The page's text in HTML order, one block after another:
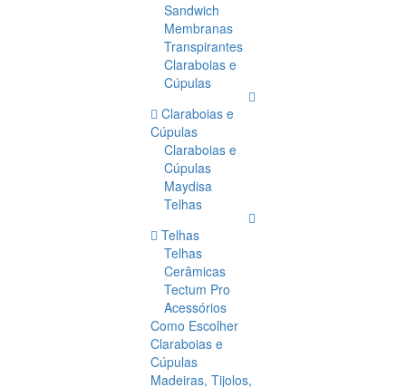
Sandwich
Membranas
Transpirantes
Claraboias e
Cúpulas
Claraboias e
Cúpulas
Claraboias e
Cúpulas
Maydisa
Telhas
Telhas
Telhas
Cerâmicas
Tectum Pro
Acessórios
Como Escolher
Claraboias e
Cúpulas
Madeiras, Tijolos,